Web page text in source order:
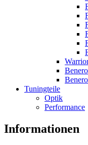
Tuningteile
Optik
Performance
Informationen